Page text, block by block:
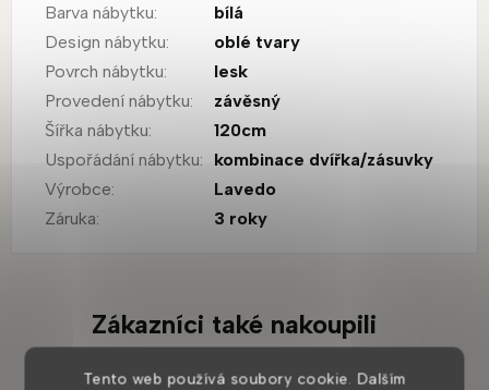
Tento web používá soubory cookie. Dalším
Barva nábytku:
bílá
Design nábytku:
oblé tvary
Povrch nábytku:
lesk
Provedení nábytku:
závěsný
Šířka nábytku:
120cm
Uspořádání nábytku:
kombinace dvířka/zásuvky
Výrobce:
Lavedo
Záruka: 3 roky
Zákazníci také nakoupili